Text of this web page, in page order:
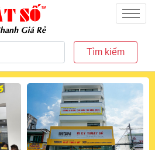
Menu
Tìm kiếm